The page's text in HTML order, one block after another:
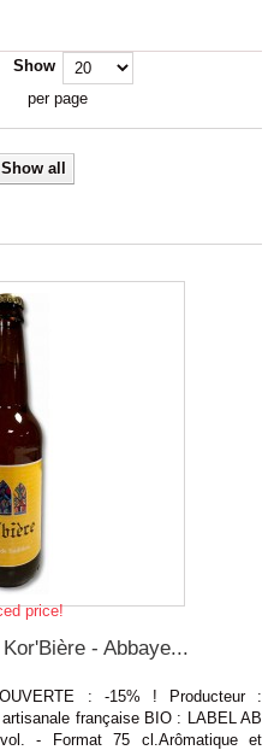
Show
per page
Show all
price!
- Abbaye...
: -15% ! Producteur :
française BIO : LABEL AB
- Format 75 cl.Arômatique et